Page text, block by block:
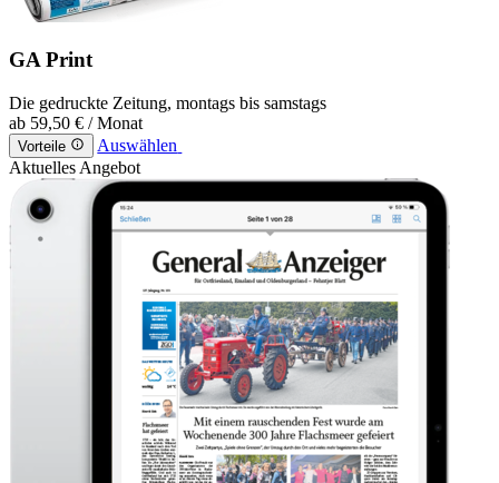
GA Print
Die gedruckte Zeitung, montags bis samstags
ab 59,50 € / Monat
Vorteile
Auswählen
Aktuelles Angebot